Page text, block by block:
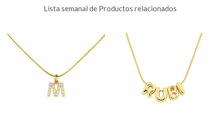
Lista semanal de Productos relacionados